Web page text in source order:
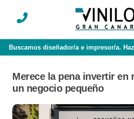
Buscamos diseñador/a e impresor/a.
Merece la pena invertir en
un negocio pequeño